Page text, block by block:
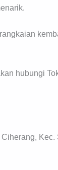
hubungi